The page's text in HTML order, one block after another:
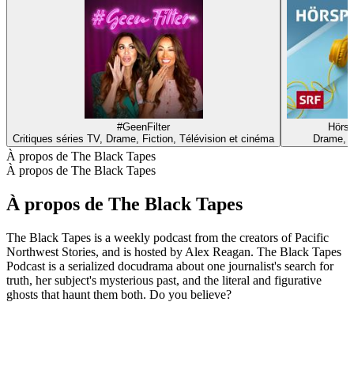
#GeenFilter
Critiques séries TV, Drame, Fiction, Télévision et cinéma
Drame,
À propos de The Black Tapes
À propos de The Black Tapes
À propos de The Black Tapes
The Black Tapes is a weekly podcast from the creators of Pacific
Northwest Stories, and is hosted by Alex Reagan. The Black Tapes
Podcast is a serialized docudrama about one journalist's search for
truth, her subject's mysterious past, and the literal and figurative
ghosts that haunt them both. Do you believe?